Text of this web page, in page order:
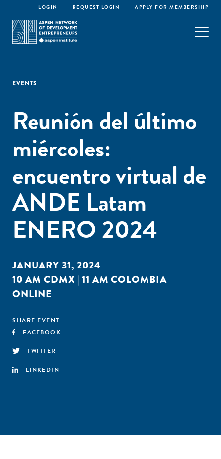
LOGIN REQUEST LOGIN APPLY FOR MEMBERSHIP
EVENTS
Reunión del último
miércoles:
encuentro virtual de
ANDE Latam
ENERO 2024
JANUARY 31, 2024
10 AM CDMX | 11 AM COLOMBIA
ONLINE
SHARE EVENT
FACEBOOK
TWITTER
LINKEDIN